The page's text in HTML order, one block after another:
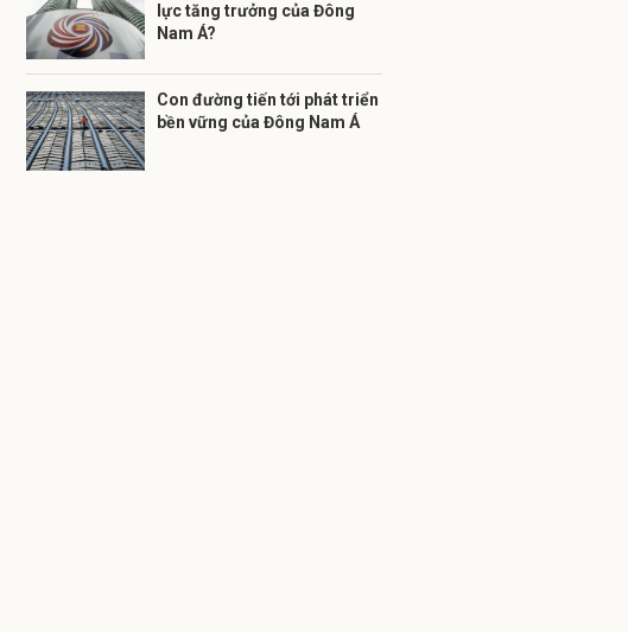
lực tăng trưởng của Đông
Nam Á?
Con đường tiến tới phát triển
bền vững của Đông Nam Á